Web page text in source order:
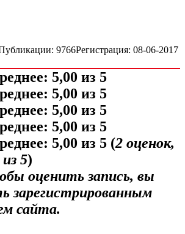
9766Регистрация: 08-06-2017
(2 оценок,
из 5)
оценить запись, вы
зарегистрированным
сайта.